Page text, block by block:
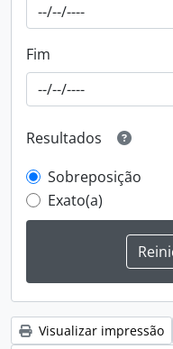
Fim
Resultados
Sobreposição
Exato(a)
Visualizar impressão